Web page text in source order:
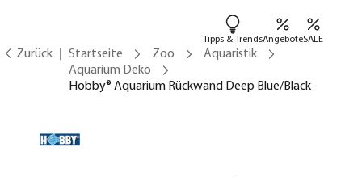
Tipps & TrendsAngeboteSALE
Zurück Startseite Zoo
Aquaristik
Aquarium Deko
Hobby® Aquarium Rückwand Deep Blue/Black